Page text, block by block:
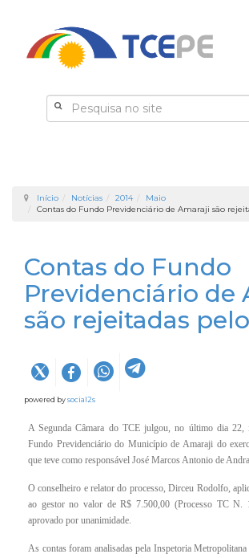
Início Notícias 2014
Maio
Contas do Fundo Previdenciário de Amaraji são
Contas do Fundo
Previdenciário de
são rejeitadas
powered bysocial2s
A Segunda Câmara do TCE julgou, no último dia 22,
Fundo Previdenciário do Município de Amaraji do
que teve como responsável José Marcos Antonio de
O conselheiro e relator do processo, Dirceu Rodolfo,
ao gestor no valor de R$ 7.500,00 (Processo TC
aprovado por unanimidade.
As contas foram analisadas pela Inspetoria